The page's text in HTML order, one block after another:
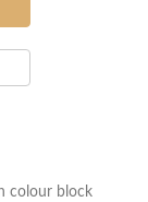
colour block